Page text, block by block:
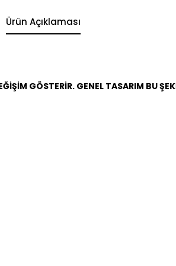
Ürün Açıklaması
GÖSTERİR. GENEL TASARIM BU